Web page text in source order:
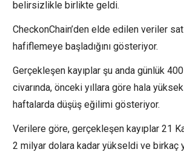
belirsizlikle birlikte geldi.
CheckonChain’den elde edilen veriler
hafiflemeye başladığını gösteriyor.
Gerçekleşen kayıplar şu anda günlük
civarında, önceki yıllara göre hala
haftalarda düşüş eğilimi gösteriyor.
Verilere göre, gerçekleşen kayıplar 21
2 milyar dolara kadar yükseldi ve birkaç